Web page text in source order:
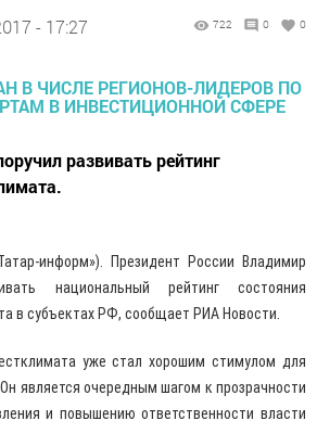
- 17:27 722 0 0
развивать рейтинг
информ»). Президент России Владимир
национальный рейтинг состояния
в субъектах РФ, сообщает РИА Новости.
уже стал хорошим стимулом для
является очередным шагом к прозрачности
и повышению ответственности власти